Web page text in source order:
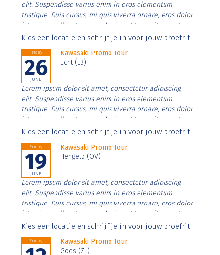
elit. Suspendisse varius enim in eros elementum
tristique. Duis cursus, mi quis viverra ornare, eros dolor
interdum nulla, ut commodo diam libero vitae erat.
Aenean faucibus nibh et justo cursus id rutrum lorem
Kies een locatie en schrijf je in voor jouw proefrit
Friday
26
JUNE
Kawasaki Promo Tour
Echt (LB)
Lorem ipsum dolor sit amet, consectetur adipiscing
elit. Suspendisse varius enim in eros elementum
tristique. Duis cursus, mi quis viverra ornare, eros dolor
interdum nulla, ut commodo diam libero vitae erat.
Aenean faucibus nibh et justo cursus id rutrum lorem
Kies een locatie en schrijf je in voor jouw proefrit
Friday
19
JUNE
Kawasaki Promo Tour
Hengelo (OV)
Lorem ipsum dolor sit amet, consectetur adipiscing
elit. Suspendisse varius enim in eros elementum
tristique. Duis cursus, mi quis viverra ornare, eros dolor
interdum nulla, ut commodo diam libero vitae erat.
Aenean faucibus nibh et justo cursus id rutrum lorem
Kies een locatie en schrijf je in voor jouw proefrit
Friday
Kawasaki Promo Tour
Goes (ZL)